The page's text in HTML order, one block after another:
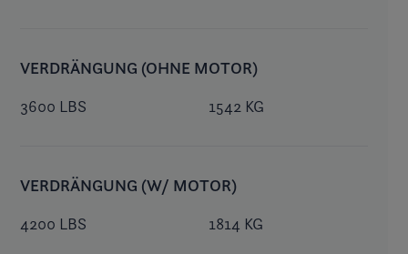
VERDRÄNGUNG (OHNE MOTOR)
3600 LBS 1542 KG
VERDRÄNGUNG (W/ MOTOR)
4200 LBS 1814 KG